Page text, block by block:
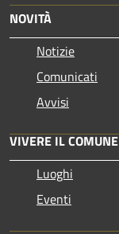
NOVITÀ
Notizie
Comunicati
Avvisi
VIVERE IL COMUNE
Luoghi
Eventi